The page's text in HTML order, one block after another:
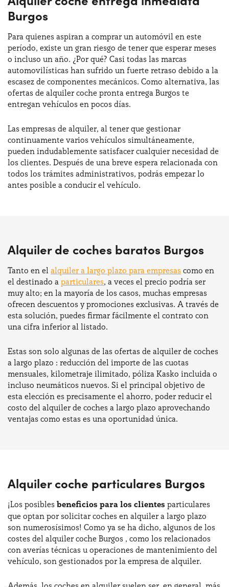
Burgos
Para quienes aspiran a comprar un automóvil en este
período, existe un gran riesgo de tener que esperar meses
o incluso un año. ¿Por qué? Casi todas las marcas
automovilísticas han sufrido un fuerte retraso debido a la
escasez de componentes mecánicos. Como alternativa, las
ofertas de alquiler coche pronta entrega Burgos te
entregan vehículos en pocos días.
Las empresas de alquiler, al tener que gestionar
continuamente varios vehículos simultáneamente,
pueden indudablemente satisfacer cualquier necesidad de
los clientes. Después de una breve espera relacionada con
todos los trámites administrativos, podrás empezar lo
antes posible a conducir el vehículo.
Alquiler de coches baratos Burgos
Tanto en el alquiler a largo plazo para empresas como en
el destinado a particulares, a veces el precio podría ser
muy alto; en la mayoría de los casos, muchas empresas
ofrecen descuentos y promociones exclusivas. A través de
esta solución, puedes firmar fácilmente el contrato con
una cifra inferior al listado.
Estas son solo algunas de las ofertas de alquiler de coches
a largo plazo : reducción del importe de las cuotas
mensuales, kilometraje ilimitado, póliza Kasko incluida o
incluso neumáticos nuevos. Si el principal objetivo de
esta elección es precisamente el ahorro, poder reducir el
costo del alquiler de coches a largo plazo aprovechando
ventajas como estas es una oportunidad única.
Alquiler coche particulares Burgos
¡Los posibles beneficios para los clientes particulares
que optan por solicitar coches en alquiler a largo plazo
son numerosísimos! Como ya se ha dicho, algunos de los
costes del alquiler coche Burgos , como los relacionados
con averías técnicas u operaciones de mantenimiento del
vehículo, son gestionados por la empresa de alquiler.